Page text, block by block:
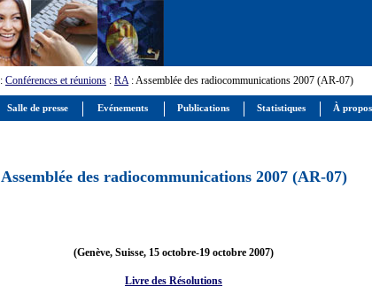
: Conférences et réunions : RA: Assemblée des radiocommunications 2007 (AR-07)
Assemblée des radiocommunications 2007 (AR-07)
(Genève, Suisse, 15 octobre-19 octobre 2007)
Livre des Résolutions
Salle de presse Evénements Publications Statistiques À